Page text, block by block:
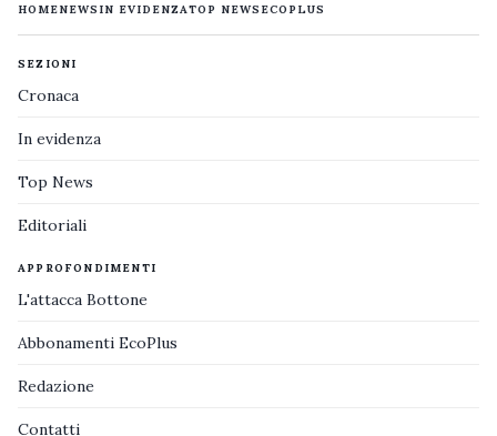
HOMENEWS IN EVIDENZATOP NEWS ECOPLUS
SEZIONI
Cronaca
In evidenza
Top News
Editoriali
APPROFONDIMENTI
L'attacca Bottone
Abbonamenti EcoPlus
Redazione
Contatti